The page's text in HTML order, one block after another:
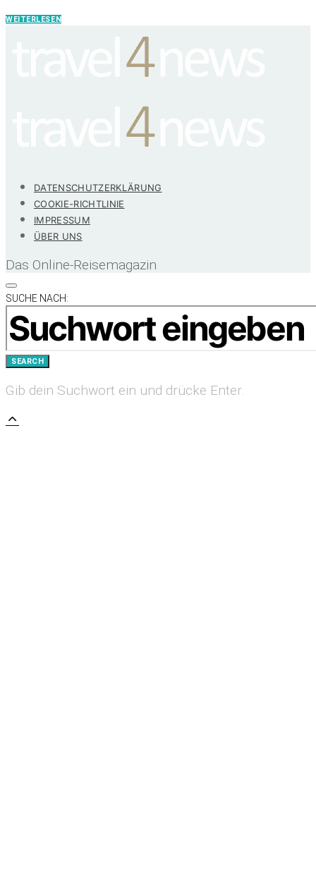
WEITERLESEN
DATENSCHUTZERKLÄRUNG
COOKIE-RICHTLINIE
IMPRESSUM
ÜBER UNS
Das Online-Reisemagazin
SUCHE NACH:
SEARCH
Gib dein Suchwort ein und drücke Enter.